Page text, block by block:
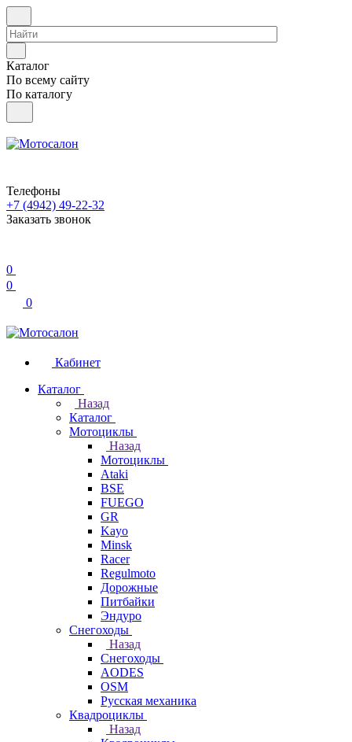
Каталог
По всему сайту
По каталогу
Телефоны
+7 (4942) 49-22-32
Заказать звонок
0
0
0
Кабинет
Каталог
Назад
Каталог
Мотоциклы
Назад
Мотоциклы
Ataki
BSE
FUEGO
GR
Kayo
Minsk
Racer
Regulmoto
Дорожные
Питбайки
Эндуро
Снегоходы
Назад
Снегоходы
AODES
OSM
Русская механика
Квадроциклы
Назад